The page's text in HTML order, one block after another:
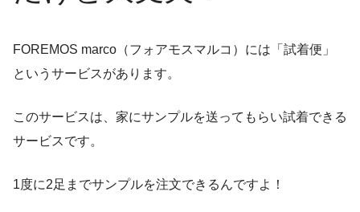
FOREMOS marco（フォアモスマルコ）には「試着便」
というサービスがあります。
このサービスは、家にサンプルを送ってもらい試着できる
サービスです。
1度に2足までサンプルを注文できるんですよ！